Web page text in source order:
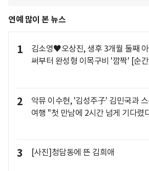
연예 많이 본 뉴스
1
김소영♥오상진, 생후 3개월 둘째
써부터 완성형 이목구비 '깜짝' [순
2
악뮤 이수현, '김성주子' 김민국과
여행 "첫 만남에 2시간 넘게 기다렸
3 [사진]청담동에 뜬 김희애